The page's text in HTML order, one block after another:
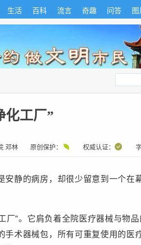
生活 百科 流言 奇趣 问答 图
化工厂”
邓林 原创保护： 权威认证：
静的病房，却很少留意到一个在
”。它肩负着全院医疗器械与物品
术器械包，所有可重复使用的医